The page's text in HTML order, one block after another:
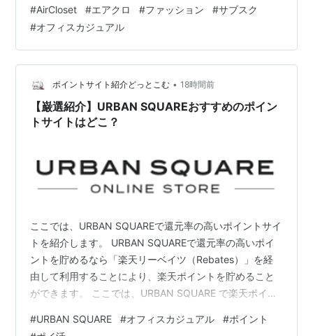
ハイウエストなので、骨格ウェーブかつ長身の方にはオ
ススメです。 （２）ピンクのニット 袖口がフリルになっ
ているのと、 （写真だと見えないのですが）裏側にパー
ルボタンが複数ついています。 顔タイプ曲線の方（キュ
ート、エレガントなど）の方はきっと可愛く着こなせる
と思います。…
#AirCloset #エアクロ #ファッション #サブスク
#オフィスカジュアル
ポイントサイト紹介どっとこむ • 18時間前
【巌選紹介】URBAN SQUAREおすすめのポイン
トサイトはどこ？
ここでは、URBAN SQUAREで還元率の高いポイントサイ
トを紹介します。 URBAN SQUAREで還元率の高いポイ
ントを貯めるなら「楽天リーベイツ（Rebates）」を経
由して利用することにより、楽天ポイントを貯めること
ができます。 ここでは、URBAN SQUARE で楽天ポイン
SQUAREで還元率の高いポイント貯めるなら「楽天リー
#URBAN SQUARE #オフィスカジュアル #ポイント